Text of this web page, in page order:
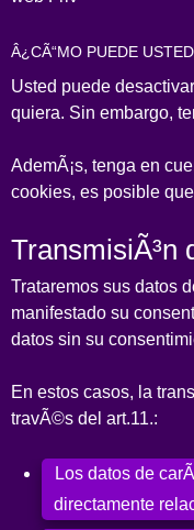
Â¿CÃ“MO PUEDE
Usted puede
quiera. Sin embargo,
AdemÃ¡s, tenga en
cookies, es posible
TransmisiÃ³n
Trataremos sus datos
manifestado su
datos sin su
En estos casos, la
travÃ©s del art.11.:
Los datos de
directamente